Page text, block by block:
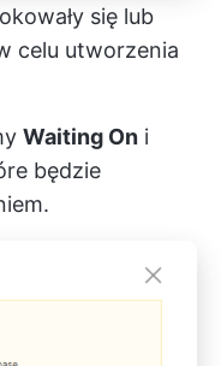
się lub
celu utworzenia
Waiting On i
będzie